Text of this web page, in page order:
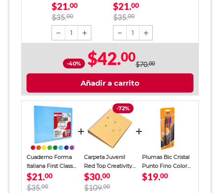
Blanco Colores 100
hojas
$21.00
$35.00
1
Cuadro Chico
Colores 100 hojas
$21.00
$35.00
1
-40% $42.00$70.00
Añadir a carrito
Cuaderno Forma
Italiana First Class
Blanco Colores 100
hojas
$21.00
$35.00
-72%
Carpeta Juvenil
Red Top Creativity
Amarillo Claro
$30.00
$109.00
Plumas Bic Cristal
Punto Fino Colores
3 piezas
$19.00